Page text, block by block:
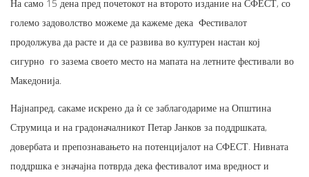
На само 15 дена пред почетокот на второто издание на СФЕСТ, со
големо задоволство можеме да кажеме дека Фестивалот
продолжува да расте и да се развива во културен настан кој
сигурно го зазема своето место на мапата на летните фестивали во
Македонија.
Најнапред, сакаме искрено да ѝ се заблагодариме на Општина
Струмица и на градоначалникот Петар Јанков за поддршката,
довербата и препознавањето на потенцијалот на СФЕСТ. Нивната
поддршка е значајна потврда дека фестивалот има вредност и